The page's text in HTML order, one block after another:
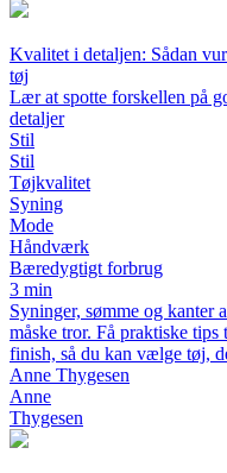
Kvalitet i detaljen: Sådan
tøj
Lær at spotte forskellen på
detaljer
Stil
Stil
Tøjkvalitet
Syning
Mode
Håndværk
Bæredygtigt forbrug
3 min
Syninger, sømme og kanter
måske tror. Få praktiske
finish, så du kan vælge tøj,
Anne Thygesen
Anne
Thygesen